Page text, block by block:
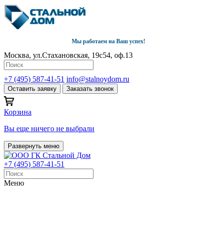
Мы работаем на Ваш успех!
Москва, ул.Стахановская, 19с54, оф.13
+7 (495) 587-41-51 info@stalnoydom.ru
Оставить заявку Заказать звонок
Корзина
Вы еще ничего не выбрали
Развернуть меню
+7 (495) 587-41-51
Меню